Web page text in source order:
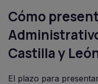
Cómo
Castilla y
El plazo para